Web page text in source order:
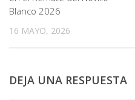
Blanco 2026
16 MAYO, 2026
DEJA UNA RESPUESTA